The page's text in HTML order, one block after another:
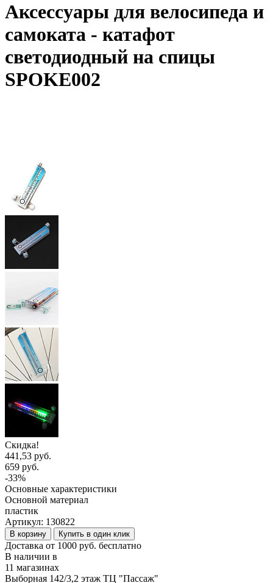
Аксессуары для велосипеда и
самоката - катафот
светодиодный на спицы
SPOKE002
Скидка!
441,53 руб.
659 руб.
-33%
Основные характеристики
Основной материал
пластик
Артикул: 130822
В корзину Купить в один клик
Доставка от 1000 руб. бесплатно
В наличии в
11 магазинах
Выборная 142/3,2 этаж ТЦ "Пассаж"